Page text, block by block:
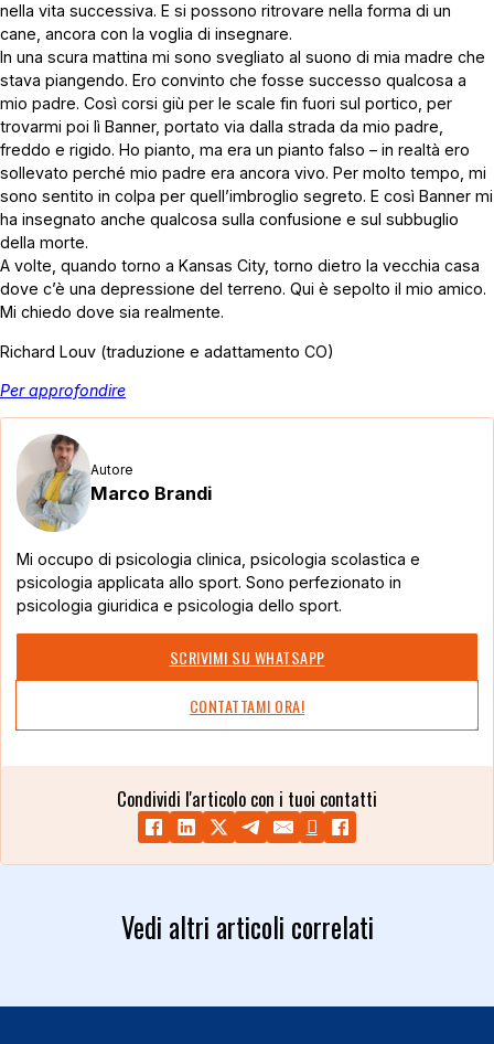
nella vita successiva. E si possono ritrovare nella forma di un
cane, ancora con la voglia di insegnare.
In una scura mattina mi sono svegliato al suono di mia madre che
stava piangendo. Ero convinto che fosse successo qualcosa a
mio padre. Così corsi giù per le scale fin fuori sul portico, per
trovarmi poi lì Banner, portato via dalla strada da mio padre,
freddo e rigido. Ho pianto, ma era un pianto falso – in realtà ero
sollevato perché mio padre era ancora vivo. Per molto tempo, mi
sono sentito in colpa per quell’imbroglio segreto. E così Banner mi
ha insegnato anche qualcosa sulla confusione e sul subbuglio
della morte.
A volte, quando torno a Kansas City, torno dietro la vecchia casa
dove c’è una depressione del terreno. Qui è sepolto il mio amico.
Mi chiedo dove sia realmente.
Richard Louv (traduzione e adattamento CO)
Per approfondire
Autore
Marco Brandi
Mi occupo di psicologia clinica, psicologia scolastica e
psicologia applicata allo sport. Sono perfezionato in
psicologia giuridica e psicologia dello sport.
SCRIVIMI SU WHATSAPP
CONTATTAMI ORA!
Condividi l'articolo con i tuoi contatti
Vedi altri articoli correlati